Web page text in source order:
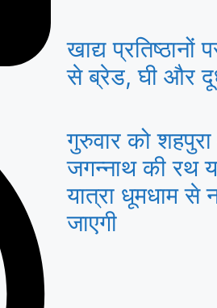
खाद्य प्रतिष्ठानों
से ब्रेड, घी और
गुरुवार को
जगन्नाथ की रथ
यात्रा धूमधाम से
जाएगी